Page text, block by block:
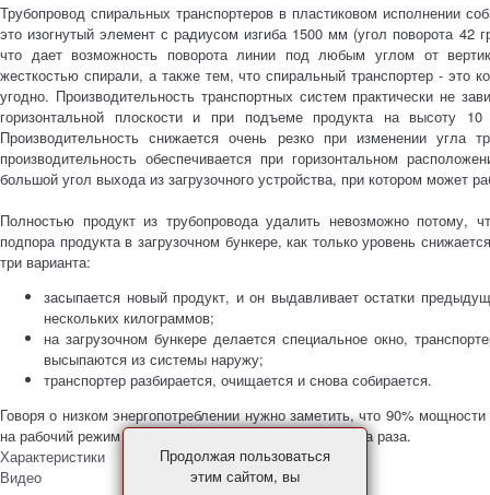
Трубопровод спиральных транспортеров в пластиковом исполнении
это изогнутый элемент с радиусом изгиба 1500 мм (угол поворота
что дает возможность поворота линии под любым углом от
жесткостью спирали, а также тем, что спиральный транспортер - это
угодно. Производительность транспортных систем практически не
горизонтальной плоскости и при подъеме продукта на высоту
Производительность снижается очень резко при изменении угла
производительность обеспечивается при горизонтальном
большой угол выхода из загрузочного устройства, при котором может
Полностью продукт из трубопровода удалить невозможно потому,
подпора продукта в загрузочном бункере, как только уровень
три варианта:
засыпается новый продукт, и он выдавливает остатки
нескольких килограммов;
на загрузочном бункере делается специальное окно,
высыпаются из системы наружу;
транспортер разбирается, очищается и снова собирается.
Говоря о низком энергопотреблении нужно заметить, что 90%
на рабочий режим нагрузка снижается едва ли не в два раза.
Характеристики
Видео
Продолжая пользоваться
этим сайтом, вы